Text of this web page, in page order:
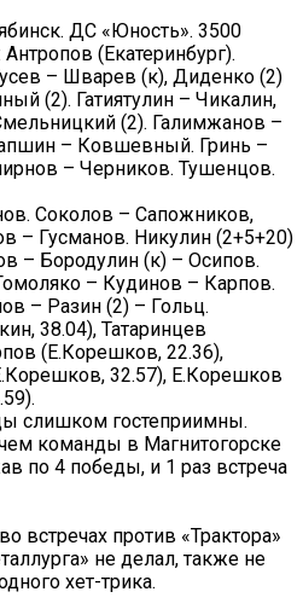
ДС «Юность». 3500
(Екатеринбург).
– Шварев (к), Диденко (2)
(2). Гатиятулин – Чикалин,
(2). Галимжанов –
– Ковшевный. Гринь –
– Черников. Тушенцов.
Соколов – Сапожников,
– Гусманов. Никулин (2+5+20)
– Бородулин (к) – Осипов.
– Кудинов – Карпов.
– Разин (2) – Гольц.
38.04), Татаринцев
(Е.Корешков, 22.36),
32.57), Е.Корешков
слишком гостеприимны.
команды в Магнитогорске
по 4 победы, и 1 раз встреча
встречах против «Трактора»
не делал, также не
хет-трика.